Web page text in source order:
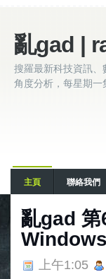
亂gad |
搜羅最新科技資訊
角度分析，每星期一
主頁 聯絡我們
亂gad
上午1:05